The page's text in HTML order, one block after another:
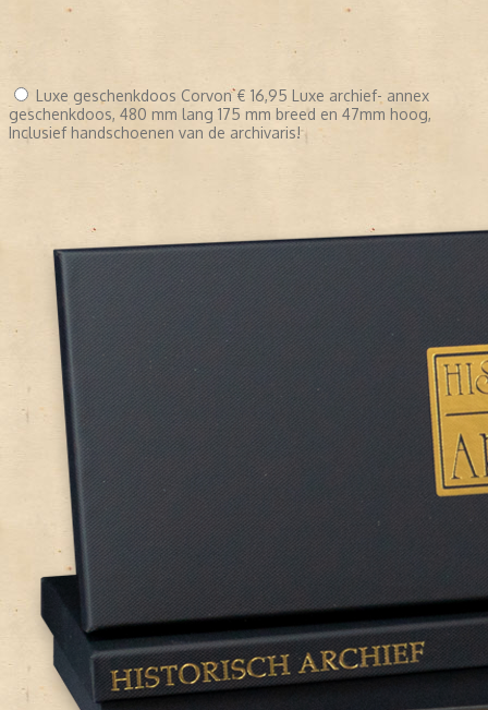
Luxe geschenkdoos Corvon € 16,95 Luxe archief- annex
geschenkdoos, 480 mm lang 175 mm breed en 47mm hoog,
Inclusief handschoenen van de archivaris!